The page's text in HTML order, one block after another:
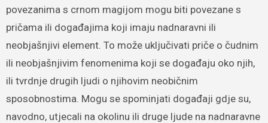
povezanima s crnom magijom mogu biti povezane s
pričama ili događajima koji imaju nadnaravni ili
neobjašnjivi element. To može uključivati priče o čudnim
ili neobjašnjivim fenomenima koji se događaju oko njih,
ili tvrdnje drugih ljudi o njihovim neobičnim
sposobnostima. Mogu se spominjati događaji gdje su,
navodno, utjecali na okolinu ili druge ljude na nadnaravne